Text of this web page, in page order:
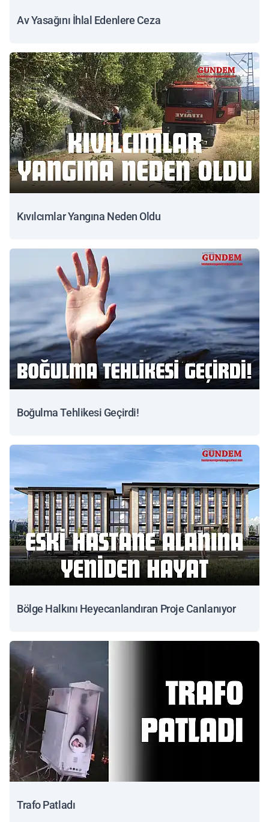
Av Yasağını İhlal Edenlere Ceza
Kıvılcımlar Yangına Neden Oldu
Boğulma Tehlikesi Geçirdi!
Bölge Halkını Heyecanlandıran Proje Canlanıyor
Trafo Patladı